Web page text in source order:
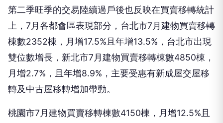
第二季旺季的交易陸續過戶後也反映在買賣移轉統計
上，7月各都會區表現部分，台北市7月建物買賣移轉
棟數2352棟，月增17.5%且年增13.5%，台北市出現
雙位數增長，新北市7月建物買賣移轉棟數4850棟，
月增2.7%，且年增8.9%，主要受惠有新成屋交屋移
轉及中古屋移轉增加帶動。
桃園市7月建物買賣移轉棟數4150棟，月增12.5%且